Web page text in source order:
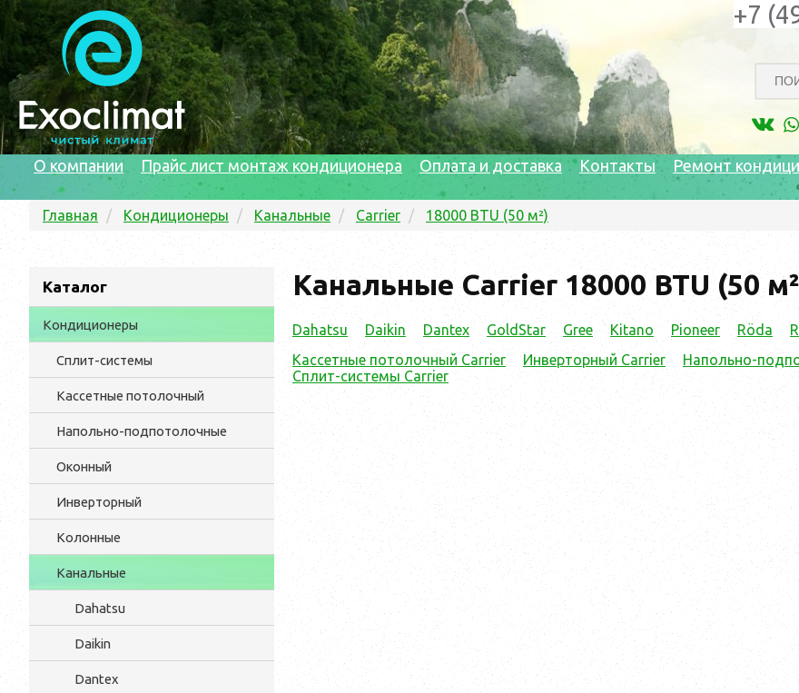
+7
О компании Прайс лист монтаж кондиционера Оплата и доставка Контакты Ремонт
Главная Кондиционеры Канальные Carrier 18000 BTU (50 м²)
Каталог
Кондиционеры
Сплит-системы
Кассетные потолочный
Напольно-подпотолочные
Оконный
Инверторный
Колонные
Канальные
Dahatsu
Daikin
Dantex
Канальные Carrier 18000 BTU (50
Dahatsu Daikin Dantex GoldStar Gree Kitano Pioneer Röda
Кассетные потолочный Carrier
Инверторный Carrier Напольно-
Сплит-системы Carrier